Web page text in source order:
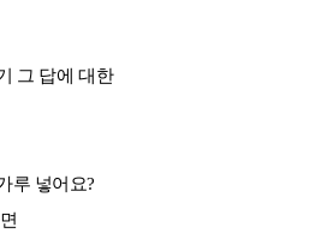
그 답에 대한
루 넣어요?